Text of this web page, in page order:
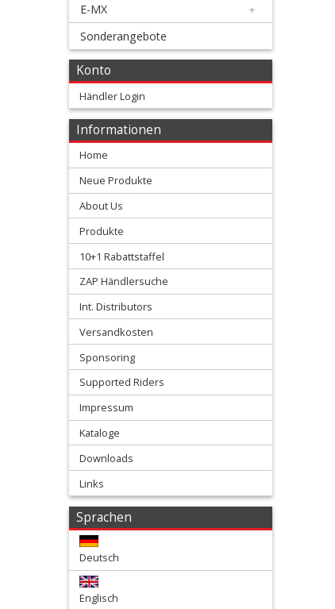
Topend
Dichtsätze
Zündungsdeckeldichtung
Kawasaki
KTM/Husqvarna
Suzuki
Yamaha
Getrieblager
Kupplungsteile
Kurbelwellenteile
Lectron
Vergaser
Membranen
E-MX +
Sonderangebote
Konto
Händler Login
Informationen
Home
Neue Produkte
About Us
Produkte
10+1 Rabattstaffel
ZAP Händlersuche
Int. Distributors
Versandkosten
Sponsoring
Supported Riders
Impressum
Kataloge
Downloads
Links
Sprachen
Deutsch
Englisch